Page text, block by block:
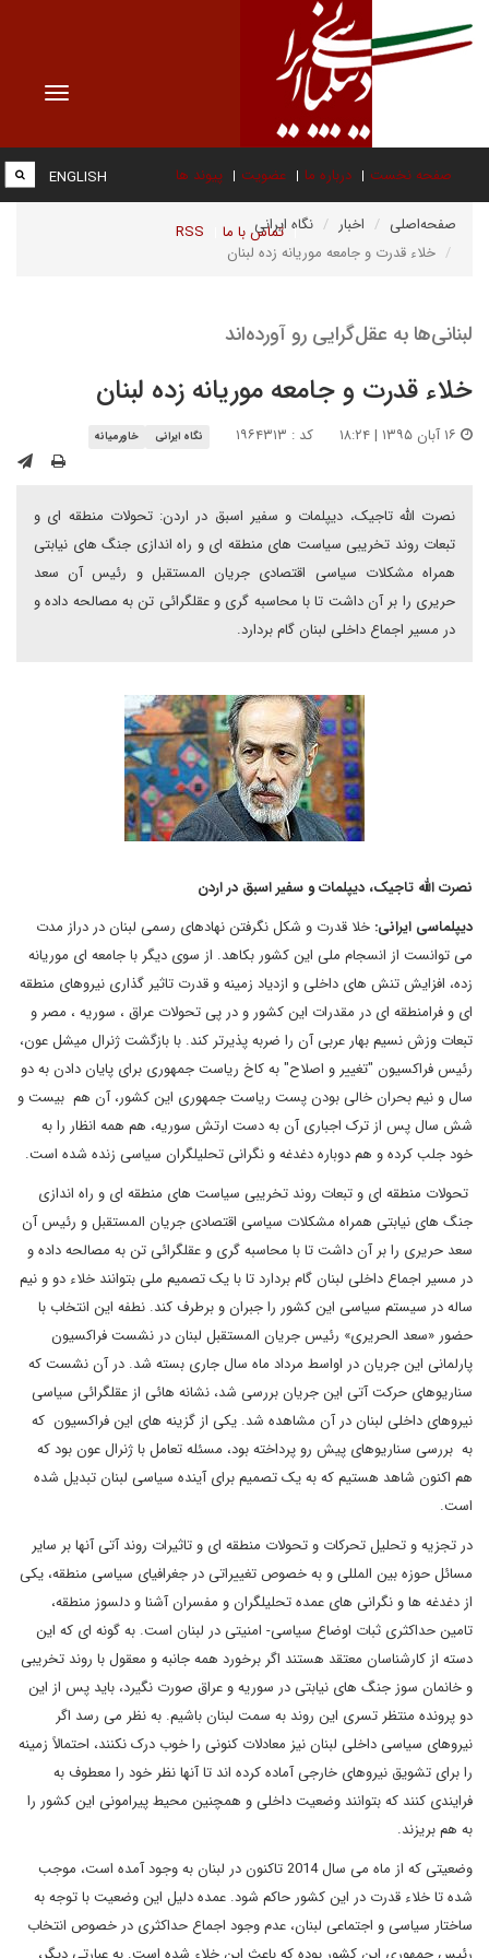
Toggle
صفحه نخست درباره ما عضویت پیوند ها
تماس با ما RSS
ENGLISH
صفحه‌اصلی اخبار
نگاه ایرانی
خلاء قدرت و جامعه موریانه زده لبنان
لبنانی‌ها به عقل‌گرایی رو آورده‌اند
خلاء قدرت و جامعه موریانه زده لبنان
کد : ۱۹۶۴۳۱۳ نگاه ایرانی خاورمیانه
نصرت الله تاجیک، دیپلمات و سفیر اسبق در اردن: تحولات منطقه ای و
تبعات روند تخریبی سیاست های منطقه ای و راه اندازی جنگ های نیابتی
همراه مشکلات سیاسی اقتصادی جریان المستقبل و رئیس آن سعد
حریری را بر آن داشت تا با محاسبه گری و عقلگرائی تن به مصالحه داده و
در مسیر اجماع داخلی لبنان گام بردارد.
نصرت الله تاجیک، دیپلمات و سفیر اسبق در اردن
دیپلماسی ایرانی: خلا قدرت و شکل نگرفتن نهادهای رسمی لبنان در دراز مدت
می توانست از انسجام ملی این کشور بکاهد. از سوی دیگر با جامعه ای موریانه
زده، افزایش تنش های داخلی و ازدیاد زمینه و قدرت تاثیر گذاری نیروهای منطقه
ای و فرامنطقه ای در مقدرات این کشور و در پی تحولات عراق ، سوریه ، مصر و
تبعات وزش نسیم بهار عربی آن را ضربه پذیرتر کند. با بازگشت ژنرال میشل عون،
رئیس فراکسیون "تغییر و اصلاح" به کاخ ریاست جمهوری برای پایان دادن به دو
سال و نیم بحران خالی بودن پست ریاست جمهوری این کشور، آن هم بیست و
شش سال پس از ترک اجباری آن به دست ارتش سوریه، هم همه انظار را به
خود جلب کرده و هم دوباره دغدغه و نگرانی تحلیلگران سیاسی زنده شده است.
تحولات منطقه ای و تبعات روند تخریبی سیاست های منطقه ای و راه اندازی
جنگ های نیابتی همراه مشکلات سیاسی اقتصادی جریان المستقبل و رئیس آن
سعد حریری را بر آن داشت تا با محاسبه گری و عقلگرائی تن به مصالحه داده و
در مسیر اجماع داخلی لبنان گام بردارد تا با یک تصمیم ملی بتوانند خلاء دو و نیم
ساله در سیستم سیاسی این کشور را جبران و برطرف کند. نطفه این انتخاب با
حضور «سعد الحریری» رئیس جریان المستقبل لبنان در نشست فراکسیون
پارلمانی این جریان در اواسط مرداد ماه سال جاری بسته شد. در آن نشست که
سناریوهای حرکت آتی این جریان بررسی شد، نشانه هائی از عقلگرائی سیاسی
نیروهای داخلی لبنان در آن مشاهده شد. یکی از گزینه های این فراکسیون که
به بررسی سناریوهای پیش رو پرداخته بود، مسئله تعامل با ژنرال عون بود که
هم اکنون شاهد هستیم که به یک تصمیم برای آینده سیاسی لبنان تبدیل شده
است.
در تجزیه و تحلیل تحرکات و تحولات منطقه ای و تاثیرات روند آتی آنها بر سایر
مسائل حوزه بین المللی و به خصوص تغییراتی در جغرافیای سیاسی منطقه، یکی
از دغدغه ها و نگرانی های عمده تحلیلگران و مفسران آشنا و دلسوز منطقه،
تامین حداکثری ثبات اوضاع سیاسی- امنیتی در لبنان است. به گونه ای که این
دسته از کارشناسان معتقد هستند اگر برخورد همه جانبه و معقول با روند تخریبی
و خانمان سوز جنگ های نیابتی در سوریه و عراق صورت نگیرد، باید پس از این
دو پرونده منتظر تسری این روند به سمت لبنان باشیم. به نظر می رسد اگر
نیروهای سیاسی داخلی لبنان نیز معادلات کنونی را خوب درک نکنند، احتمالاً زمینه
را برای تشویق نیروهای خارجی آماده کرده اند تا آنها نظر خود را معطوف به
فرایندی کنند که بتوانند وضعیت داخلی و همچنین محیط پیرامونی این کشور را
به هم بریزند.
وضعیتی که از ماه می سال 2014 تاکنون در لبنان به وجود آمده است، موجب
شده تا خلاء قدرت در این کشور حاکم شود. عمده دلیل این وضعیت با توجه به
ساختار سیاسی و اجتماعی لبنان، عدم وجود اجماع حداکثری در خصوص انتخاب